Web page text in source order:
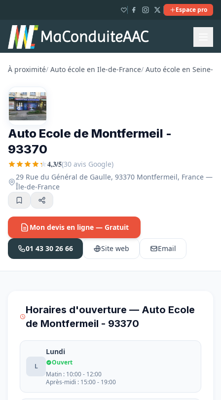
Espace pro
À proximité/ Auto école en Ile-de-France/ Auto école en Seine-
Auto Ecole de Montfermeil -
93370
4,3/5(30 avis Google)
29 Rue du Général de Gaulle, 93370 Montfermeil, France —
Île-de-France
Mon devis en ligne — Gratuit
01 43 30 26 66 Site web Email
Horaires d'ouverture — Auto Ecole
de Montfermeil - 93370
L
Lundi
Ouvert
Matin : 10:00 - 12:00
Après-midi : 15:00 - 19:00